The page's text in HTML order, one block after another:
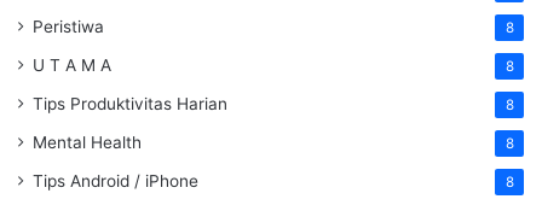
Peristiwa 8
U T A M A 8
Tips Produktivitas Harian 8
Mental Health 8
Tips Android / iPhone 8